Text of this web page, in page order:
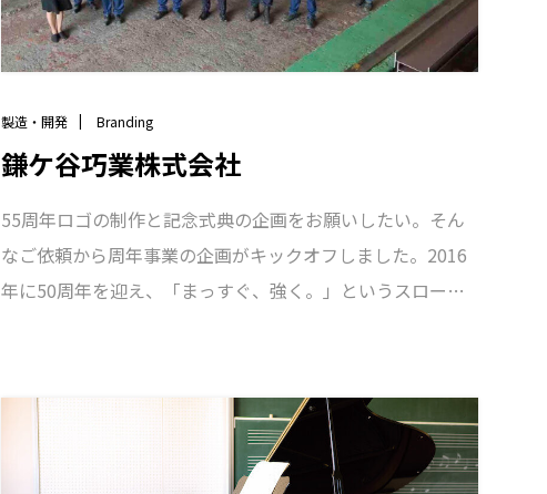
製造・開発 Branding
鎌ケ谷巧業株式会社
55周年ロゴの制作と記念式典の企画をお願いしたい。そん
なご依頼から周年事業の企画がキックオフしました。2016
年に50周年を迎え、「まっすぐ、強く。」というスローガ
みと位置づけました。100周年という未来の大きな目標を見
据え、次なる５年に向けたブランド浸透への取り組みをご
提案させて頂きました。